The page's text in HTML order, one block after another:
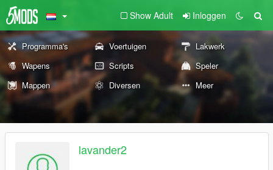
Show Adult Inloggen
Programma's Voertuigen
Lakwerk
Wapens
Scripts
Speler
Mappen
Diversen Meer
lavander2